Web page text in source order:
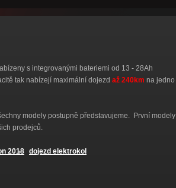
s integrovanými bateriemi od 13 - 28Ah
tak nabízejí maximální dojezd až 240km na jedno
modely postupně představujeme. První modely
prodejců.
2018 dojezd elektrokol